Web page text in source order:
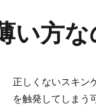
い方
正しくないスキン
を触発してしまう